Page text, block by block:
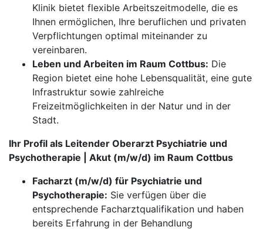
Klinik bietet flexible Arbeitszeitmodelle, die es
Ihnen ermöglichen, Ihre beruflichen und privaten
Verpflichtungen optimal miteinander zu
vereinbaren.
Leben und Arbeiten im Raum Cottbus: Die
Region bietet eine hohe Lebensqualität, eine gute
Infrastruktur sowie zahlreiche
Freizeitmöglichkeiten in der Natur und in der
Stadt.
Ihr Profil als Leitender Oberarzt Psychiatrie und
Psychotherapie | Akut (m/w/d) im Raum Cottbus
Facharzt (m/w/d) für Psychiatrie und
Psychotherapie: Sie verfügen über die
entsprechende Facharztqualifikation und haben
bereits Erfahrung in der Behandlung